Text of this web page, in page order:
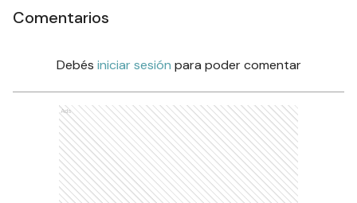
Comentarios
Debés iniciar sesión para poder comentar
Ads